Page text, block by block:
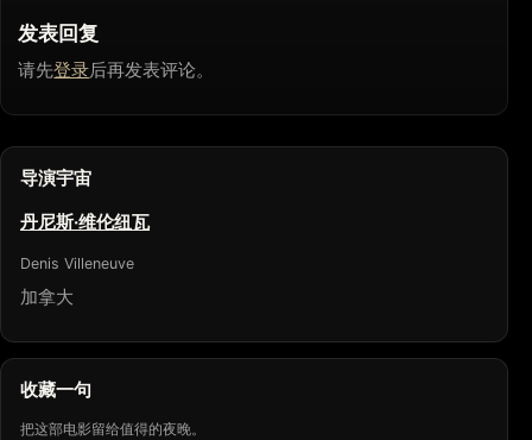
发表回复
请先登录后再发表评论。
导演宇宙
丹尼斯·维伦纽瓦
Denis Villeneuve
加拿大
收藏一句
把这部电影留给值得的夜晚。